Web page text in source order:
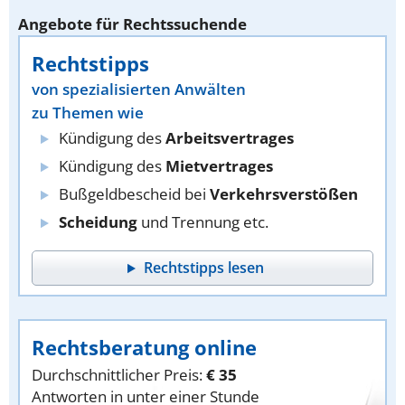
Angebote für Rechtssuchende
Rechtstipps
von spezialisierten Anwälten
zu Themen wie
Kündigung desArbeitsvertrages
Kündigung des Mietvertrages
Bußgeldbescheid bei Verkehrsverstößen
Scheidung und Trennung etc.
Rechtstipps lesen
Rechtsberatung online
Durchschnittlicher Preis:€ 35
Antworten in unter einer Stunde